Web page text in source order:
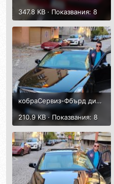
347.8 KB · Показвания: 8
кобраСервиз-Фбърд диагностика-3.jpg
210.9 KB · Показвания: 8